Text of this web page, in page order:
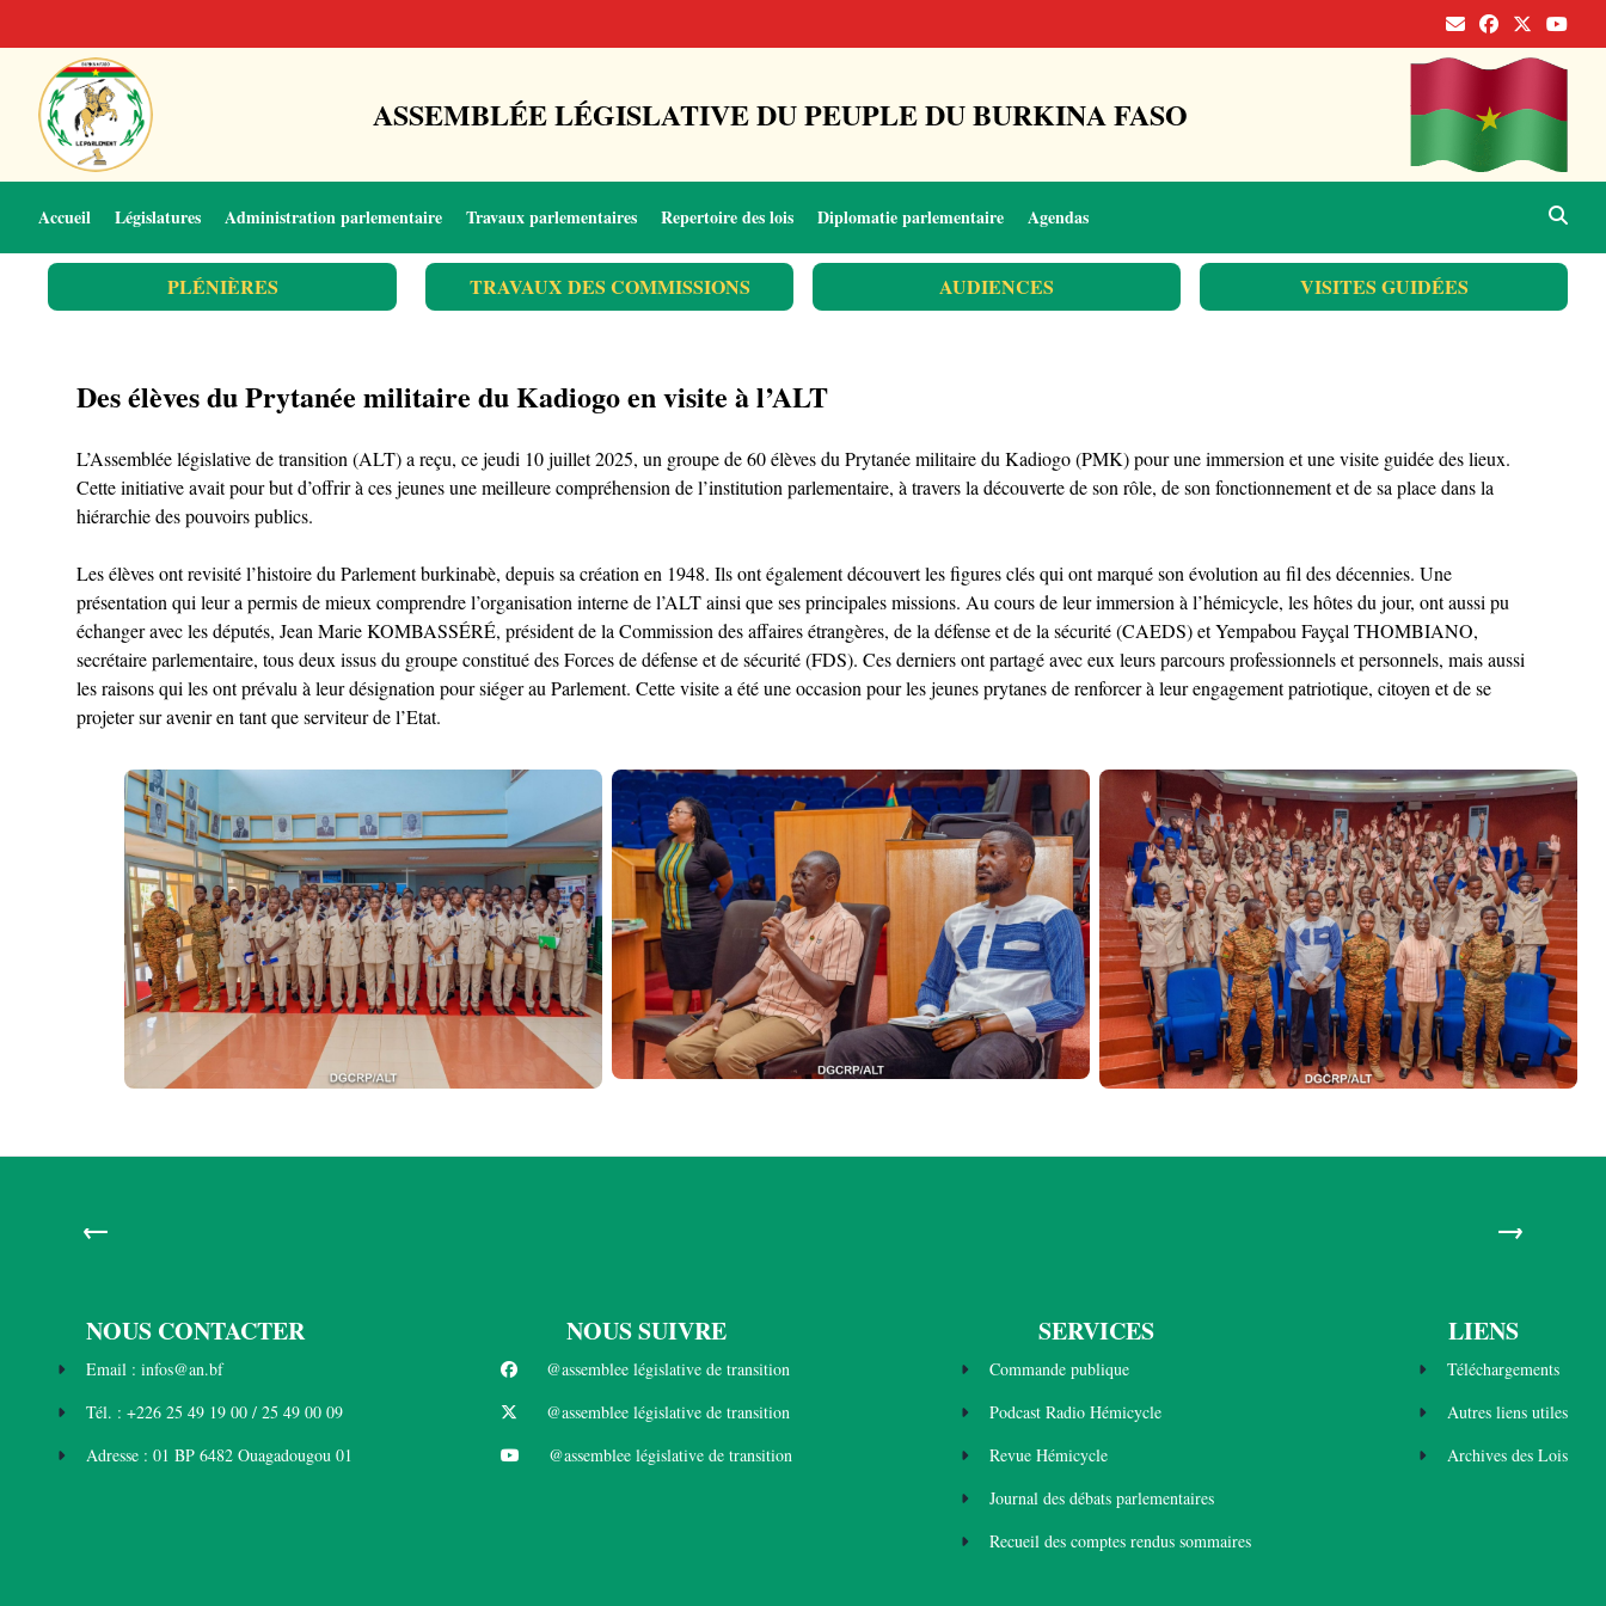
ASSEMBLÉE LÉGISLATIVE DU PEUPLE DU BURKINA FASO
Accueil Législatures Administration parlementaire Travaux parlementaires Repertoire des lois Diplomatie parlementaire Agendas
PLÉNIÈRES TRAVAUX DES COMMISSIONS AUDIENCES VISITES GUIDÉES
Des élèves du Prytanée militaire du Kadiogo en visite à l’ALT
L’Assemblée législative de transition (ALT) a reçu, ce jeudi 10 juillet 2025, un groupe de 60 élèves du Prytanée militaire du Kadiogo (PMK) pour une immersion et une visite guidée des lieux.
Cette initiative avait pour but d’offrir à ces jeunes une meilleure compréhension de l’institution parlementaire, à travers la découverte de son rôle, de son fonctionnement et de sa place dans la
hiérarchie des pouvoirs publics.
Les élèves ont revisité l’histoire du Parlement burkinabè, depuis sa création en 1948. Ils ont également découvert les figures clés qui ont marqué son évolution au fil des décennies. Une
présentation qui leur a permis de mieux comprendre l’organisation interne de l’ALT ainsi que ses principales missions. Au cours de leur immersion à l’hémicycle, les hôtes du jour, ont aussi pu
échanger avec les députés, Jean Marie KOMBASSÉRÉ, président de la Commission des affaires étrangères, de la défense et de la sécurité (CAEDS) et Yempabou Fayçal THOMBIANO,
secrétaire parlementaire, tous deux issus du groupe constitué des Forces de défense et de sécurité (FDS). Ces derniers ont partagé avec eux leurs parcours professionnels et personnels, mais aussi
les raisons qui les ont prévalu à leur désignation pour siéger au Parlement. Cette visite a été une occasion pour les jeunes prytanes de renforcer à leur engagement patriotique, citoyen et de se
projeter sur avenir en tant que serviteur de l’Etat.
← →
NOUS CONTACTER
Email : infos@an.bf
Tél. : +226 25 49 19 00 / 25 49 00 09
Adresse : 01 BP 6482 Ouagadougou 01
NOUS SUIVRE
@assemblee législative de transition
@assemblee législative de transition
@assemblee législative de transition
SERVICES
Commande publique
Podcast Radio Hémicycle
Revue Hémicycle
Journal des débats parlementaires
Recueil des comptes rendus sommaires
LIENS
Téléchargements
Autres liens utiles
Archives des Lois